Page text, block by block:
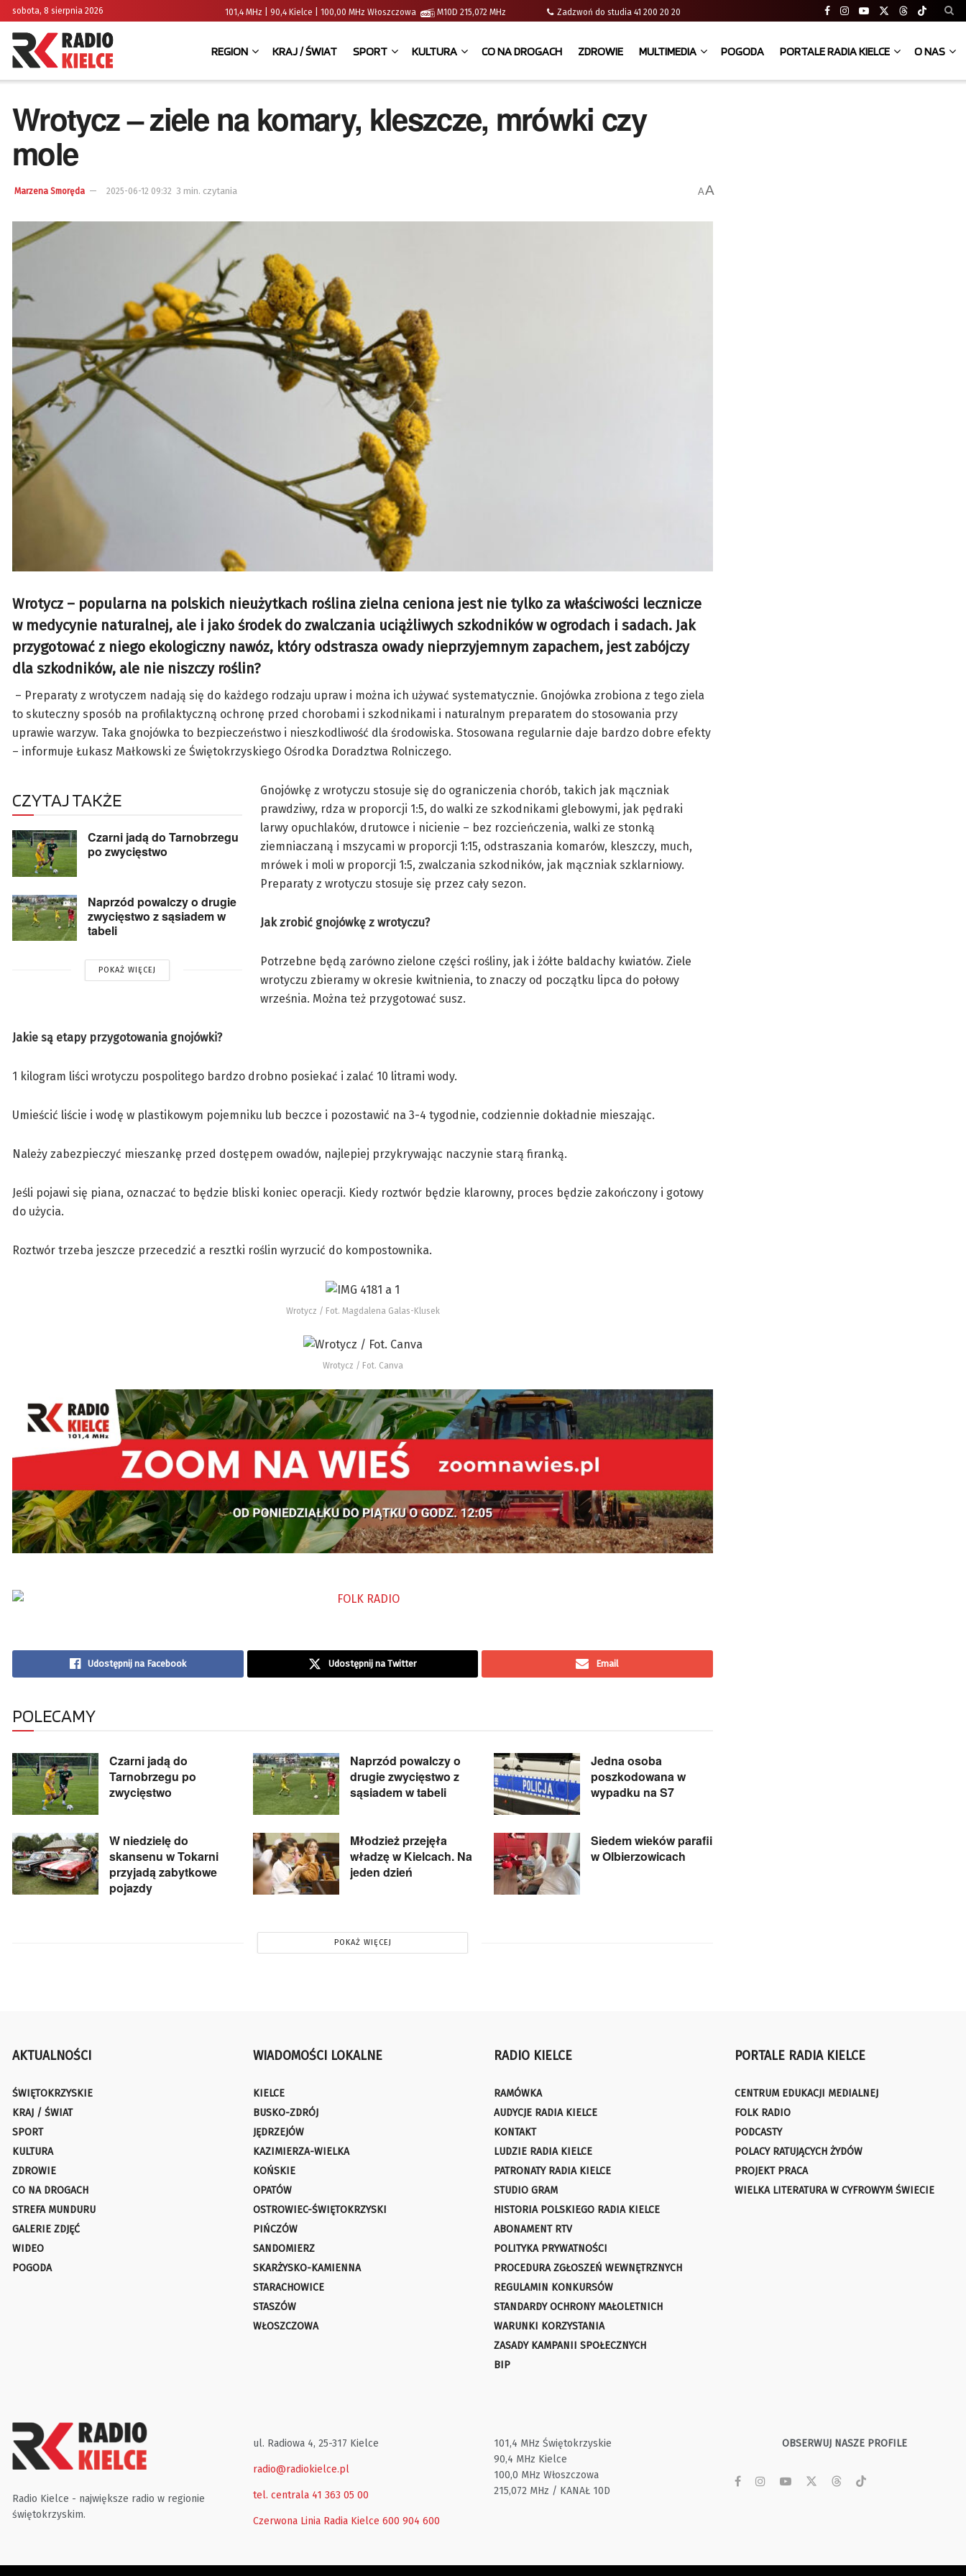
sobota, 8 sierpnia 2026 101,4 MHz | 90,4 Kielce | 100,00 MHz Włoszczowa M10D 215,072 MHz Zadzwoń do studia 41 200 20 20
REGION KRAJ / ŚWIAT SPORT KULTURA CO NA DROGACH ZDROWIE MULTIMEDIA POGODA PORTALE RADIA KIELCE O NAS
Wrotycz – ziele na komary, kleszcze, mrówki czy
mole
Marzena Smoręda 2025-06-12 09:32 3 min. czytania AA
Wrotycz – popularna na polskich nieużytkach roślina zielna ceniona jest nie tylko za właściwości lecznicze
w medycynie naturalnej, ale i jako środek do zwalczania uciążliwych szkodników w ogrodach i sadach. Jak
przygotować z niego ekologiczny nawóz, który odstrasza owady nieprzyjemnym zapachem, jest zabójczy
dla szkodników, ale nie niszczy roślin?
– Preparaty z wrotyczem nadają się do każdego rodzaju upraw i można ich używać systematycznie. Gnojówka zrobiona z tego ziela
to skuteczny sposób na profilaktyczną ochronę przed chorobami i szkodnikami i naturalnym preparatem do stosowania przy
uprawie warzyw. Taka gnojówka to bezpieczeństwo i nieszkodliwość dla środowiska. Stosowana regularnie daje bardzo dobre efekty
– informuje Łukasz Małkowski ze Świętokrzyskiego Ośrodka Doradztwa Rolniczego.
CZYTAJ TAKŻE
Czarni jadą do Tarnobrzegu
po zwycięstwo
Naprzód powalczy o drugie
zwycięstwo z sąsiadem w
tabeli
POKAŻ WIĘCEJ
Gnojówkę z wrotyczu stosuje się do ograniczenia chorób, takich jak mączniak
prawdziwy, rdza w proporcji 1:5, do walki ze szkodnikami glebowymi, jak pędraki
larwy opuchlaków, drutowce i nicienie – bez rozcieńczenia, walki ze stonką
ziemniaczaną i mszycami w proporcji 1:15, odstraszania komarów, kleszczy, much,
mrówek i moli w proporcji 1:5, zwalczania szkodników, jak mączniak szklarniowy.
Preparaty z wrotyczu stosuje się przez cały sezon.
Jak zrobić gnojówkę z wrotyczu?
Potrzebne będą zarówno zielone części rośliny, jak i żółte baldachy kwiatów. Ziele
wrotyczu zbieramy w okresie kwitnienia, to znaczy od początku lipca do połowy
września. Można też przygotować susz.
Jakie są etapy przygotowania gnojówki?
1 kilogram liści wrotyczu pospolitego bardzo drobno posiekać i zalać 10 litrami wody.
Umieścić liście i wodę w plastikowym pojemniku lub beczce i pozostawić na 3-4 tygodnie, codziennie dokładnie mieszając.
Należy zabezpieczyć mieszankę przed dostępem owadów, najlepiej przykrywając naczynie starą firanką.
Jeśli pojawi się piana, oznaczać to będzie bliski koniec operacji. Kiedy roztwór będzie klarowny, proces będzie zakończony i gotowy
do użycia.
Roztwór trzeba jeszcze przecedzić a resztki roślin wyrzucić do kompostownika.
Wrotycz / Fot. Magdalena Galas-Klusek
Wrotycz / Fot. Canva
Udostępnij na Facebook Udostępnij na Twitter Email
POLECAMY
Czarni jadą do
Tarnobrzegu po
zwycięstwo
Naprzód powalczy o
drugie zwycięstwo z
sąsiadem w tabeli
Jedna osoba
poszkodowana w
wypadku na S7
W niedzielę do
skansenu w Tokarni
przyjadą zabytkowe
pojazdy
Młodzież przejęła
władzę w Kielcach. Na
jeden dzień
Siedem wieków parafii
w Olbierzowicach
POKAŻ WIĘCEJ
AKTUALNOŚCI
ŚWIĘTOKRZYSKIE
KRAJ / ŚWIAT
SPORT
KULTURA
ZDROWIE
CO NA DROGACH
STREFA MUNDURU
GALERIE ZDJĘĆ
WIDEO
POGODA
WIADOMOŚCI LOKALNE
KIELCE
BUSKO-ZDRÓJ
JĘDRZEJÓW
KAZIMIERZA-WIELKA
KOŃSKIE
OPATÓW
OSTROWIEC-ŚWIĘTOKRZYSKI
PIŃCZÓW
SANDOMIERZ
SKARŻYSKO-KAMIENNA
STARACHOWICE
STASZÓW
WŁOSZCZOWA
RADIO KIELCE
RAMÓWKA
AUDYCJE RADIA KIELCE
KONTAKT
LUDZIE RADIA KIELCE
PATRONATY RADIA KIELCE
STUDIO GRAM
HISTORIA POLSKIEGO RADIA KIELCE
ABONAMENT RTV
POLITYKA PRYWATNOŚCI
PROCEDURA ZGŁOSZEŃ WEWNĘTRZNYCH
REGULAMIN KONKURSÓW
STANDARDY OCHRONY MAŁOLETNICH
WARUNKI KORZYSTANIA
ZASADY KAMPANII SPOŁECZNYCH
BIP
PORTALE RADIA KIELCE
CENTRUM EDUKACJI MEDIALNEJ
FOLK RADIO
PODCASTY
POLACY RATUJĄCYCH ŻYDÓW
PROJEKT PRACA
WIELKA LITERATURA W CYFROWYM ŚWIECIE
Radio Kielce - największe radio w regionie
świętokrzyskim.
ul. Radiowa 4, 25-317 Kielce
radio@radiokielce.pl
tel. centrala 41 363 05 00
Czerwona Linia Radia Kielce 600 904 600
101,4 MHz Świętokrzyskie
90,4 MHz Kielce
100,0 MHz Włoszczowa
215,072 MHz / KANAŁ 10D
OBSERWUJ NASZE PROFILE